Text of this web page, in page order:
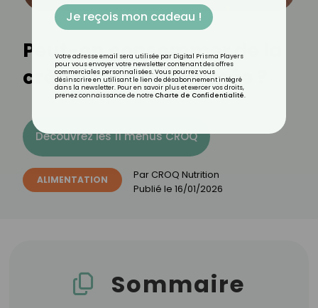
Peut-on consommer de la
crème fraîche périmée ?
Découvrez les 11 menus CROQ
ALIMENTATION Par CROQ Nutrition
Publié le 16/01/2026
Sommaire
Je reçois mon cadeau !
Votre adresse email sera utilisée par Digital Prisma Players
pour vous envoyer votre newsletter contenant des offres
commerciales personnalisées. Vous pourrez vous
désinscrire en utilisant le lien de désabonnement intégré
dans la newsletter. Pour en savoir plus et exercer vos droits,
prenez connaissance de notre Charte de Confidentialité.